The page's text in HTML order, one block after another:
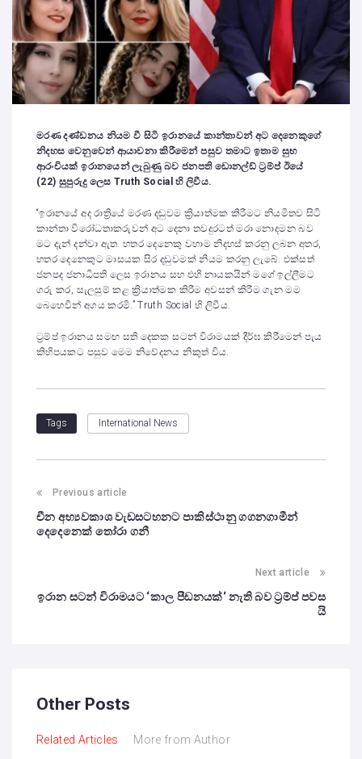
මරණ දණ්ඩනය නියම වී සිටි ඉරානයේ කාන්තාවන් අට දෙනෙකුගේ
නිදහස වෙනුවෙන් ආයාචනා කිරීමෙන් පසුව තමාට ඉතාම සුභ
ආරංචියක් ඉරානයෙන් ලැබුණු බව ජනපති ඩොනල්ඩ් ට්‍රම්ප් ඊයේ
(22) සුපුරුදු ලෙස Truth Socialහි ලිවීය.
“ඉරානයේ අද රාත්‍රියේ මරණ දඬුවම ක්‍රියාත්මක කිරීමට නියමිතව සිටි
කාන්තා විරෝධතාකරුවන් අට දෙනා තවදුරටත් මරා නොදමන බව
මට දැන් දන්වා ඇත. හතර දෙනෙකු වහාම නිදහස් කරනු ලබන අතර,
හතර දෙනෙකුට මාසයක සිර දඬුවමක් නියම කරනු ලැබේ. එක්සත්
ජනපද ජනාධිපති ලෙස ඉරානය සහ එහි නායකයින් මගේ ඉල්ලීමට
ගරු කර, සැලසුම් කළ ක්‍රියාත්මක කිරීම අවසන් කිරීම ගැන මම
බෙහෙවින් අගය කරමි.” Truth Social හි ලිවීය.
ට්‍රම්ප් ඉරානය සමඟ සති දෙකක සටන් විරාමයක් දීර්ඝ කිරීමෙන් පැය
කිහිපයකට පසුව මෙම නිවේදනය නිකුත් විය.
Tags International News
Previous article
චීන අභ්‍යවකාශ වැඩසටහනට පාකිස්ථානු ගගනගාමීන්
දෙදෙනෙක් තෝරා ගනී
Next article
ඉරාන සටන් විරාමයට ‘කාල පීඩනයක්‘ නැති බව ට්‍රම්ප් පවස
යි
Other Posts
Related Articles More from Author